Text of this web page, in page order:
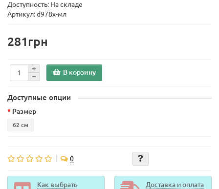
Доступность: На складе
Артикул: d978х-мл
281грн
В корзину
Доступные опции
Размер
62 см
0
Как выбрать
Доставка и оплата